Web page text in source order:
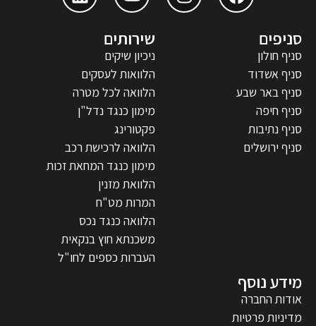
סניפים
סניף חולון
סניף אשדוד
סניף באר שבע
סניף חיפה
סניף נתיבות
סניף ירושלים
שירותים
ניכיון שיקים
הלוואות לעסקים
הלוואה לכל מטרה
מימון כנגד נדל"ן
פקטורינג
הלוואה לרכישת רכב
מימון כנגד המחאת זכות
הלוואת מזנין
המרות מט"ח
הלוואה כנגד נכס
משכנתא חוץ בנקאית
העברות כספים לחו"ל
מידע נוסף
אודות החברה
מדיניות פרטיות